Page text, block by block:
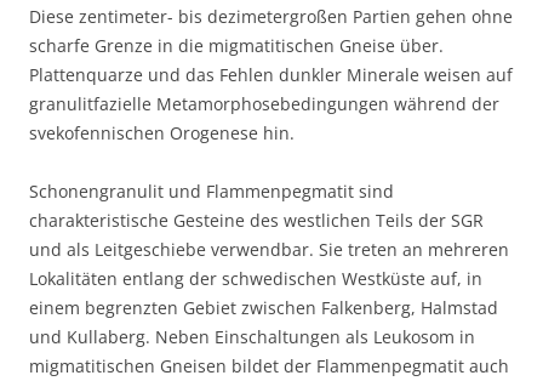
Diese zentimeter- bis dezimetergroßen Partien gehen ohne
scharfe Grenze in die migmatitischen Gneise über.
Plattenquarze und das Fehlen dunkler Minerale weisen auf
granulitfazielle Metamorphosebedingungen während der
svekofennischen Orogenese hin.
Schonengranulit und Flammenpegmatit sind
charakteristische Gesteine des westlichen Teils der SGR
und als Leitgeschiebe verwendbar. Sie treten an mehreren
Lokalitäten entlang der schwedischen Westküste auf, in
einem begrenzten Gebiet zwischen Falkenberg, Halmstad
und Kullaberg. Neben Einschaltungen als Leukosom in
migmatitischen Gneisen bildet der Flammenpegmatit auch